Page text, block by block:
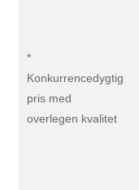
*
Konkurrencedygtig
pris med
overlegen kvalitet